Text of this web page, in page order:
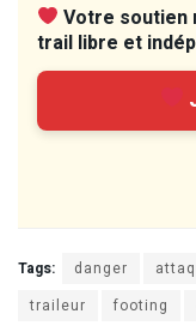
Votre soutien
trail libre et
Tags: danger
traileur
footing